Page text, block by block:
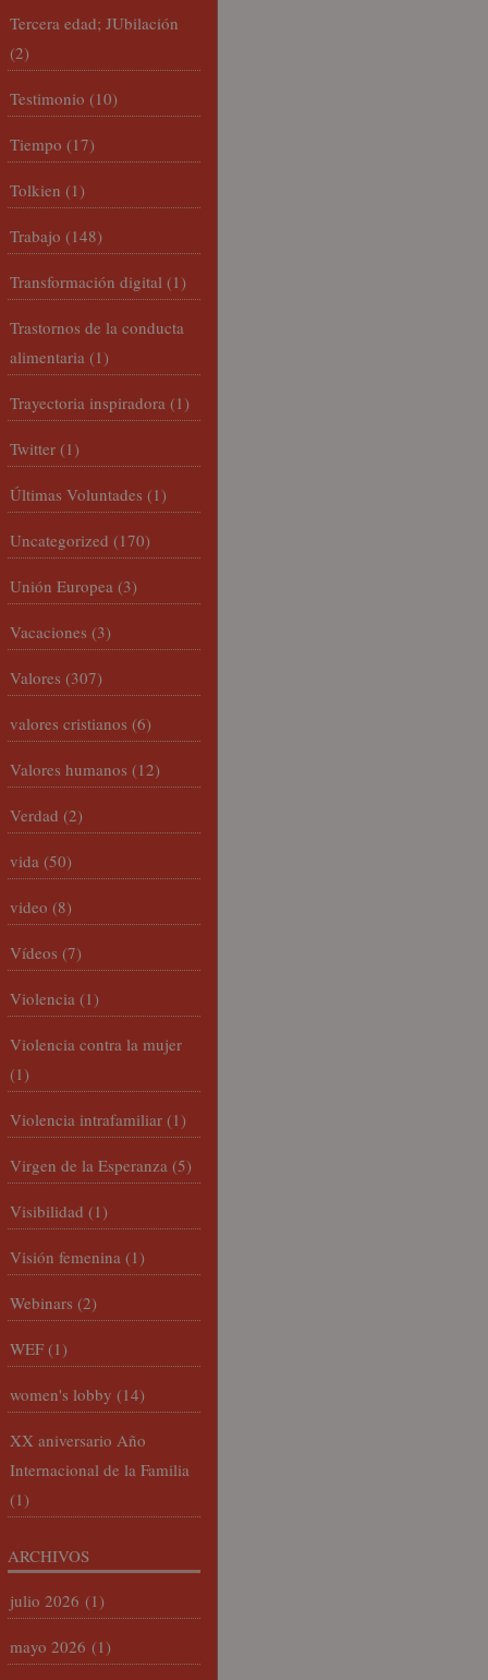
Tercera edad; JUbilación
(2)
Testimonio (10)
Tiempo (17)
Tolkien (1)
Trabajo (148)
Transformación digital (1)
Trastornos de la conducta
alimentaria (1)
Trayectoria inspiradora (1)
Twitter (1)
Últimas Voluntades (1)
Uncategorized (170)
Unión Europea (3)
Vacaciones (3)
Valores (307)
valores cristianos (6)
Valores humanos (12)
Verdad (2)
vida (50)
video (8)
Vídeos (7)
Violencia (1)
Violencia contra la mujer
(1)
Violencia intrafamiliar (1)
Virgen de la Esperanza (5)
Visibilidad (1)
Visión femenina (1)
Webinars (2)
WEF (1)
women's lobby (14)
XX aniversario Año
Internacional de la Familia
(1)
ARCHIVOS
julio 2026 (1)
mayo 2026 (1)